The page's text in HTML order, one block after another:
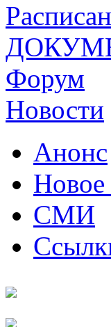
Форум
Новости
Анонс
Новое
СМИ